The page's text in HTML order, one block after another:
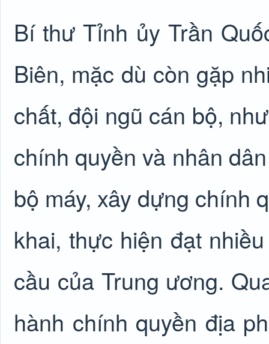
Bí thư Tỉnh ủy Trần
Biên, mặc dù còn gặp
chất, đội ngũ cán bộ,
chính quyền và nhân
bộ máy, xây dựng chính
khai, thực hiện đạt
cầu của Trung ương.
hành chính quyền địa